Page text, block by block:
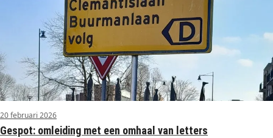
20 februari 2026
Gespot: omleiding met een omhaal van letters